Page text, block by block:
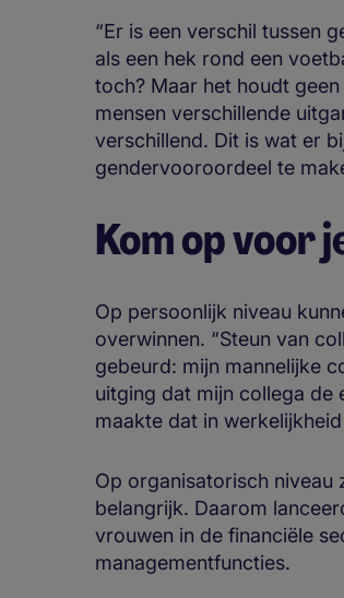
“Er is een verschil tussen
als een hek rond een
toch? Maar het houdt
mensen verschillende
verschillend. Dit is wat er
gendervooroordeel te
Kom op voor
Op persoonlijk niveau
overwinnen. “Steun van
gebeurd: mijn mannelijke
uitging dat mijn collega de
maakte dat in
Op organisatorisch niveau
belangrijk. Daarom
vrouwen in de financiële
managementfuncties.